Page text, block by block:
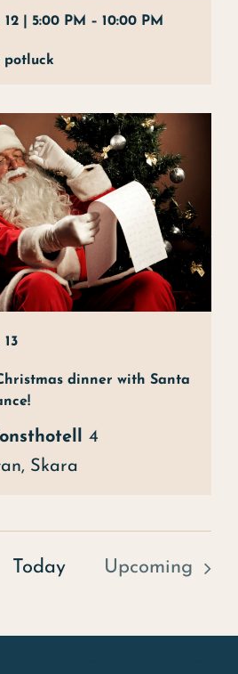
potluck
| 5:00 PM – 10:00 PM
dinner with Santa
4
Skara
Today
Upcoming